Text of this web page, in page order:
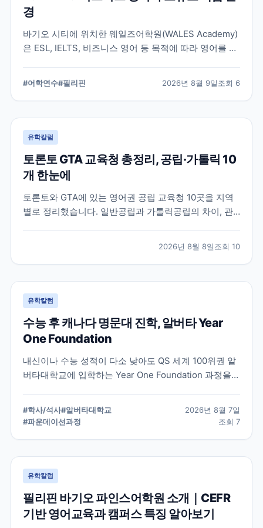
경
바기오 시티에 위치한 웨일즈어학원(WALES Academy)
은 ESL, IELTS, 비즈니스 영어 등 목적에 따라 영어를 공
을 중요하게 보는 분들이 살펴볼 만한 학교입니다.
#어학연수#필리핀 2026년 8월 9일조회 6
유학칼럼
토론토 GTA 교육청 총정리, 공립·가톨릭 10
개 한눈에
토론토와 GTA에 있는 영어권 공립 교육청 10곳을 지역
별로 정리했습니다. 일반공립과 가톨릭공립의 차이, 관
2026년 8월 8일조회 10
유학칼럼
수능 후 캐나다 명문대 진학, 알버타 Year
One Foundation
내신이나 수능 성적이 다소 낮아도 QS 세계 100위권 알
버타대학교에 입학하는 Year One Foundation 과정을
과 학비를 확인할 수 있습니다.
#학사/석사#알버타대학교
#파운데이션과정
2026년 8월 7일
조회 7
유학칼럼
필리핀 바기오 파인스어학원 소개｜CEFR
기반 영어교육과 캠퍼스 특징 알아보기